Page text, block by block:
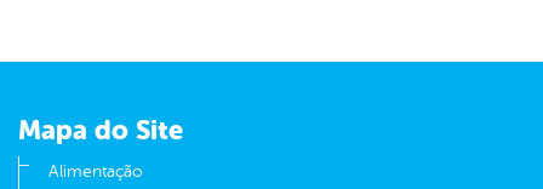
Mapa do Site
Alimentação